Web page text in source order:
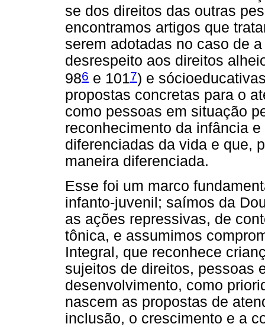
se dos direitos das outras
encontramos artigos que
serem adotadas no caso de
desrespeito aos direitos
986 e 1017) e
propostas concretas para o
como pessoas em situação
reconhecimento da infância
diferenciadas da vida e que,
maneira diferenciada.
Esse foi um marco
infanto-juvenil; saímos da
as ações repressivas, de
tônica, e assumimos
Integral, que reconhece
sujeitos de direitos, pessoas
desenvolvimento, como
nascem as propostas de
inclusão, o crescimento e a